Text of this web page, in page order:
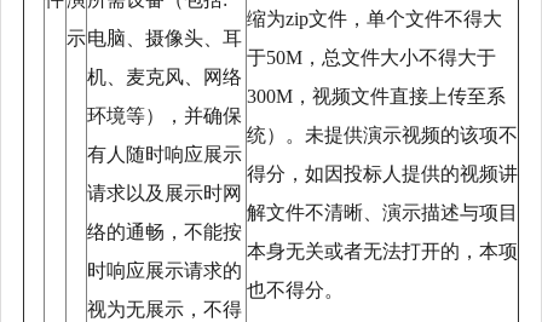
示电脑、摄像头、耳
机、麦克风、网络
环境等），并确保
有人随时响应展示
请求以及展示时网
络的通畅，不能按
时响应展示请求的
视为无展示，不得
缩为zip文件，单个文件不得大
于50M，总文件大小不得大于
300M，视频文件直接上传至系
统）。未提供演示视频的该项不
得分，如因投标人提供的视频讲
解文件不清晰、演示描述与项目
本身无关或者无法打开的，本项
也不得分。